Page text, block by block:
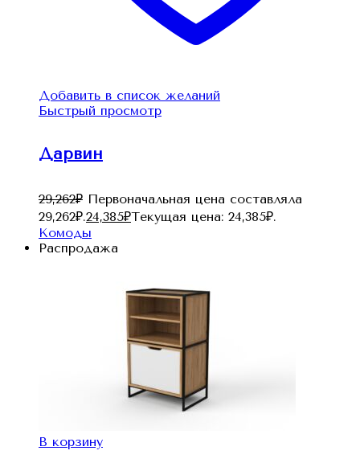
Добавить в список желаний
Быстрый просмотр
Дарвин
29,262₽ Первоначальная цена составляла
29,262₽.24,385₽Текущая цена: 24,385₽.
Комоды
Распродажа
В корзину